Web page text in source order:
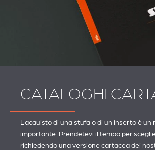
CATALOGHI
L'acquisto di una stufa o di un inserto è un
importante. Prendetevi il tempo per
richiedendo una versione cartacea dei